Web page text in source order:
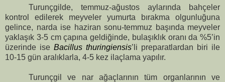
Turunçgilde, temmuz-ağustos aylarında bahçeler
kontrol edilerek meyveler yumurta bırakma olgunluğuna
gelince, narda ise haziran sonu-temmuz başında meyveler
yaklaşık 3-5 cmçapına geldiğinde, bulaşıklık oranı da %5’in
üzerinde ise Bacillus thuringiensis’li preparatlardan biri ile
10-15 gün aralıklarla, 4-5 kez ilaçlama yapılır.
Turunçgil ve nar ağaçlarının tüm organlarının ve